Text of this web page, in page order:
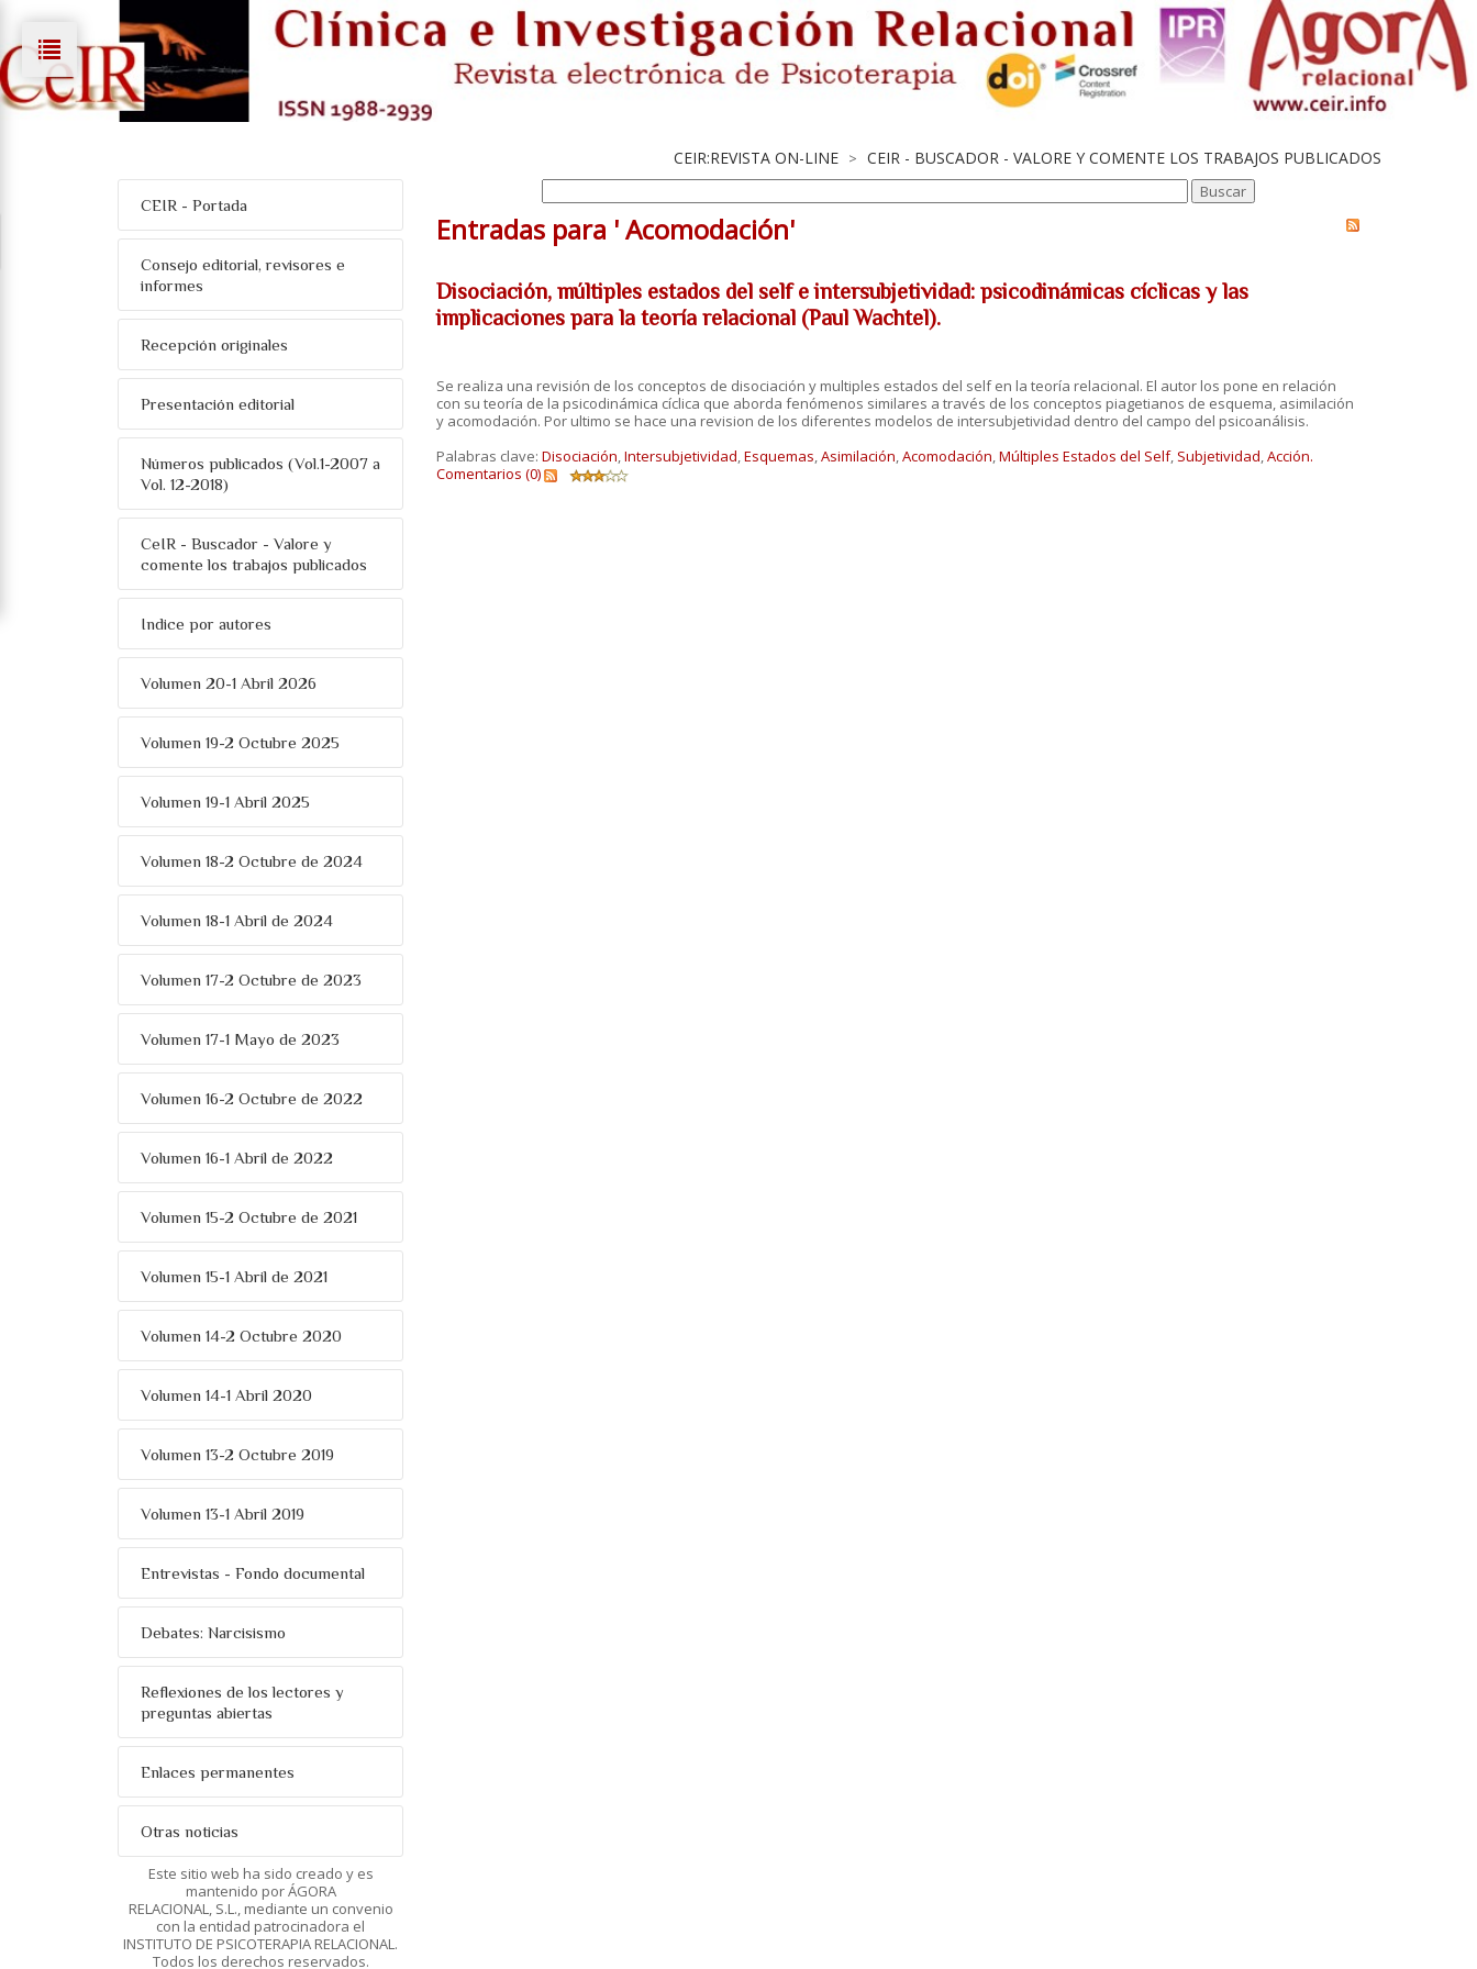
CEIR:REVISTA ON-LINE > CEIR - BUSCADOR - VALORE Y COMENTE LOS TRABAJOS PUBLICADOS
CEIR - Portada
Consejo editorial, revisores e
informes
Recepción originales
Presentación editorial
Números publicados (Vol.1-2007 a
Vol. 12-2018)
CeIR - Buscador - Valore y
comente los trabajos publicados
Indice por autores
Volumen 20-1 Abril 2026
Volumen 19-2 Octubre 2025
Volumen 19-1 Abril 2025
Volumen 18-2 Octubre de 2024
Volumen 18-1 Abril de 2024
Volumen 17-2 Octubre de 2023
Volumen 17-1 Mayo de 2023
Volumen 16-2 Octubre de 2022
Volumen 16-1 Abril de 2022
Volumen 15-2 Octubre de 2021
Volumen 15-1 Abril de 2021
Volumen 14-2 Octubre 2020
Volumen 14-1 Abril 2020
Volumen 13-2 Octubre 2019
Volumen 13-1 Abril 2019
Entrevistas - Fondo documental
Debates: Narcisismo
Reflexiones de los lectores y
preguntas abiertas
Enlaces permanentes
Otras noticias
Este sitio web ha sido creado y es
mantenido por ÁGORA
RELACIONAL, S.L., mediante un convenio
con la entidad patrocinadora el
INSTITUTO DE PSICOTERAPIA RELACIONAL.
Todos los derechos reservados.
Entradas para ' Acomodación'
Disociación, múltiples estados del self e intersubjetividad: psicodinámicas cíclicas y las
implicaciones para la teoría relacional (Paul Wachtel).
Se realiza una revisión de los conceptos de disociación y multiples estados del self en la teoría relacional. El autor los pone en relación
con su teoría de la psicodinámica cíclica que aborda fenómenos similares a través de los conceptos piagetianos de esquema, asimilación
y acomodación. Por ultimo se hace una revision de los diferentes modelos de intersubjetividad dentro del campo del psicoanálisis.
Palabras clave: Disociación,Intersubjetividad,Esquemas,Asimilación,Acomodación,Múltiples Estados del Self, Subjetividad,Acción.
Comentarios (0)